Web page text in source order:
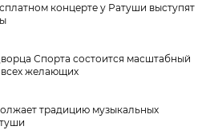
концерте у Ратуши выступят
Спорта состоится масштабный
желающих
традицию музыкальных